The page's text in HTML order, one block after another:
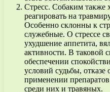
Стресс. Собаким также
реагировать на
Особенно склонны к
служебные. О стрессе
ухудшение аппетита,
активности. В таковой
обеспечении
условий судьбы, отказе
применении
среди них и травяных.